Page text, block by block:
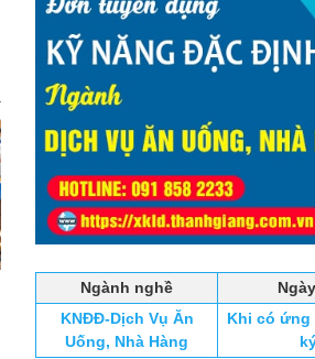
Ngành nghề
KNĐĐ-Dịch Vụ Ăn
Uống, Nhà Hàng
Khi có ứng